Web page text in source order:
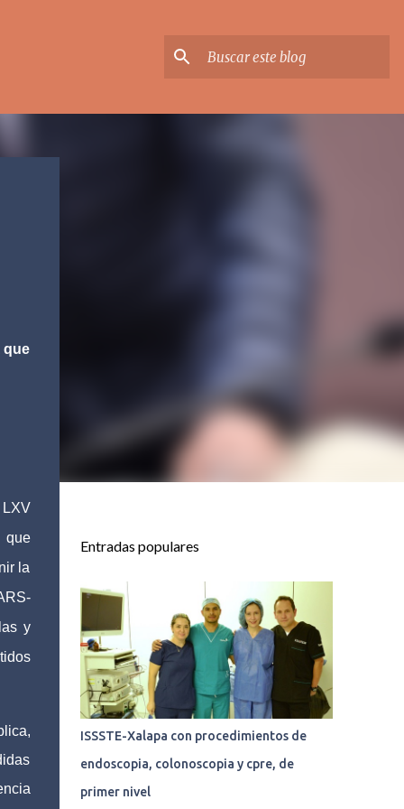
que
que
la
y
Entradas populares
ISSSTE-Xalapa con procedimientos de
endoscopia, colonoscopia y cpre, de
primer nivel